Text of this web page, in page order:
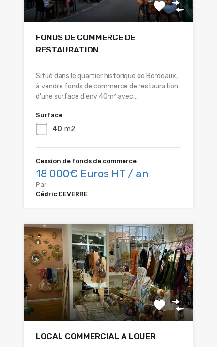
FONDS DE COMMERCE DE
RESTAURATION
Situé dans le quartier historique de Bordeaux,
à vendre fonds de commerce de restauration
d'une surface d'env 40m² avec…
Surface
40 m2
Cession de fonds de commerce
18 000€ Euros HT / an
Par
Cédric DEVERRE
LOCAL COMMERCIAL A LOUER